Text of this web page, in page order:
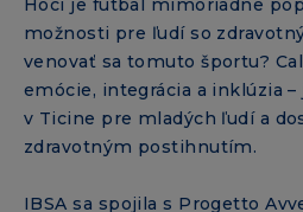
Hoci je futbal mimoriadne
možnosti pre ľudí so
venovať sa tomuto športu?
emócie, integrácia a inklúzia
v Ticine pre mladých ľudí a
zdravotným postihnutím.
IBSA sa spojila s Progetto